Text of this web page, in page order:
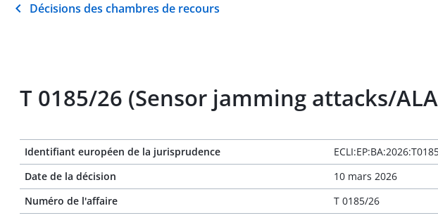
Décisions des chambres de recours
T 0185/26 (Sensor jamming attacks/
Identifiant européen de la jurisprudence
Date de la décision
10 mars 2026
Numéro de l'affaire
T 0185/26